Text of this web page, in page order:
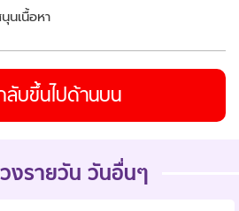
นเนื้อหา
ลับขึ้นไปด้านบน
งรายวัน วันอื่นๆ